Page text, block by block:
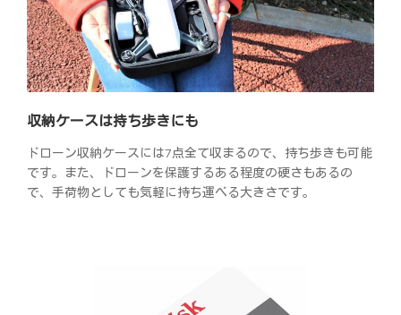
収納ケースは持ち歩きにも
ドローン収納ケースには7点全て収まるので、持ち歩きも可能
です。また、ドローンを保護するある程度の硬さもあるの
で、手荷物としても気軽に持ち運べる大きさです。